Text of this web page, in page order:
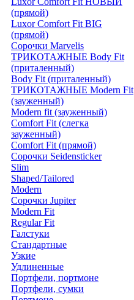
(прямой)
Luxor Comfort Fit BIG
(прямой)
Сорочки Marvelis
ТРИКОТАЖНЫЕ Body Fit
(приталенный)
Body Fit (приталенный)
ТРИКОТАЖНЫЕ Modern Fit
(зауженный)
Modern fit (зауженный)
Comfort Fit (слегка
зауженный)
Comfort Fit (прямой)
Сорочки Seidensticker
Slim
Shaped/Tailored
Modern
Сорочки Jupiter
Modern Fit
Regular Fit
Галстуки
Стандартные
Узкие
Удлиненные
Портфели, портмоне
Портфели, сумки